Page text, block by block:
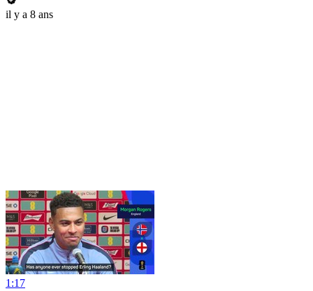
il y a 8 ans
1:17